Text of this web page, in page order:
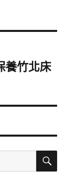
養竹北床
搜